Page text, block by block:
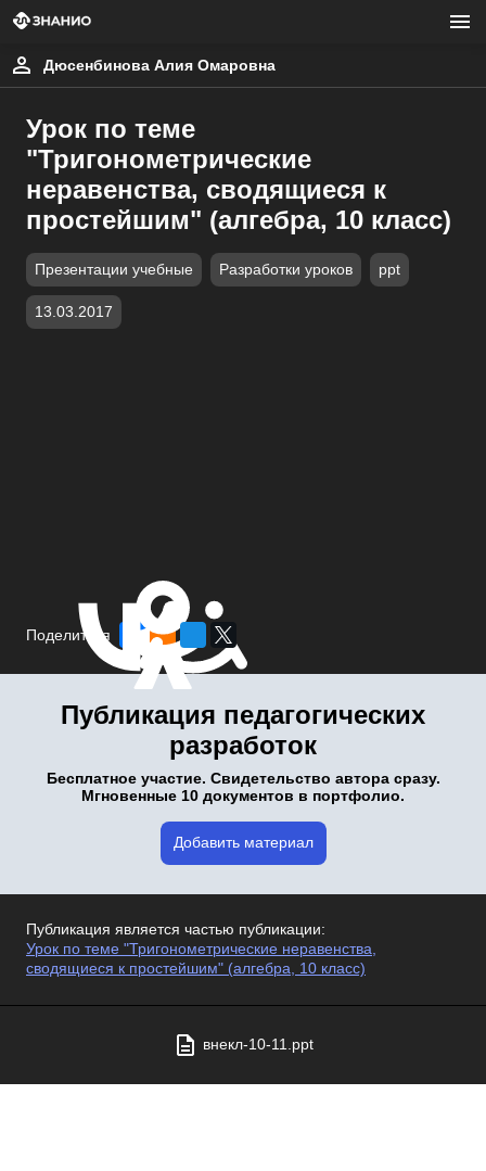
Дюсенбинова Алия Омаровна
Урок по теме
"Тригонометрические
неравенства, сводящиеся к
простейшим" (алгебра, 10 класс)
Презентации учебные Разработки уроков ppt
13.03.2017
Поделиться
Публикация педагогических
разработок
Бесплатное участие. Свидетельство автора сразу.
Мгновенные 10 документов в портфолио.
Добавить материал
Публикация является частью публикации:
Урок по теме "Тригонометрические неравенства,
сводящиеся к простейшим" (алгебра, 10 класс)
внекл-10-11.ppt